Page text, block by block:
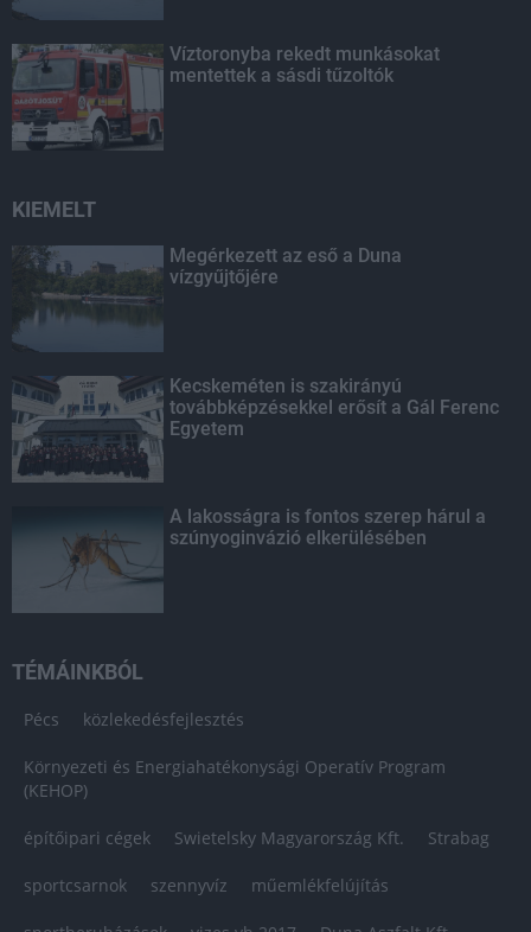
Víztoronyba rekedt munkásokat
mentettek a sásdi tűzoltók
KIEMELT
Megérkezett az eső a Duna
vízgyűjtőjére
Kecskeméten is szakirányú
továbbképzésekkel erősít a Gál Ferenc
Egyetem
A lakosságra is fontos szerep hárul a
szúnyoginvázió elkerülésében
TÉMÁINKBÓL
Pécs közlekedésfejlesztés
Környezeti és Energiahatékonysági Operatív Program
(KEHOP)
építőipari cégek Swietelsky Magyarország Kft. Strabag
sportcsarnok szennyvíz műemlékfelújítás